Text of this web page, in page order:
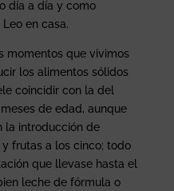
día a día y como
en casa.
momentos que vivimos
los alimentos sólidos
coincidir con la del
de edad, aunque
la introducción de
frutas a los cinco; todo
que llevase hasta el
leche de fórmula o